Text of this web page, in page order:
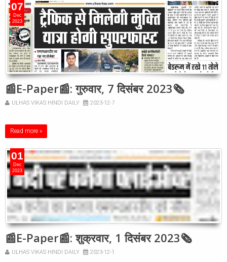
07
Dec
2023
📰E-Paper📰: गुरुवार, 7 दिसंबर 2023🗞
ULHAS VIKAS HINDI DAILY 2023-12-7
Read more »
01
Dec
2023
📰E-Paper📰: शुक्रवार, 1 दिसंबर 2023🗞
ULHAS VIKAS HINDI DAILY 2023-12-1